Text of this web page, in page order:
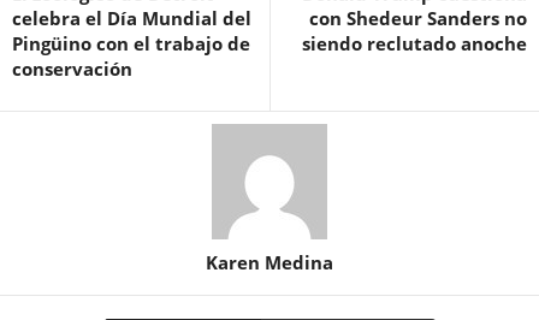
celebra el Día Mundial del
Pingüino con el trabajo de
conservación
con Shedeur Sanders no
siendo reclutado anoche
Karen Medina